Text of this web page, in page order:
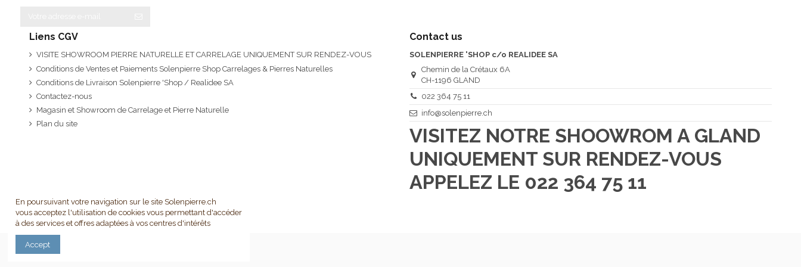
Liens CGV
VISITE SHOWROOM PIERRE NATURELLE ET CARRELAGE UNIQUEMENT SUR RENDEZ-VOUS
Conditions de Ventes et Paiements Solenpierre Shop Carrelages & Pierres Naturelles
Conditions de Livraison Solenpierre 'Shop / Realidee SA
Contactez-nous
Magasin et Showroom de Carrelage et Pierre Naturelle
Plan du site
Contact us
SOLENPIERRE 'SHOP c/o REALIDEE SA
Chemin de la Crétaux 6A
CH-1196 GLAND
022 364 75 11
info@solenpierre.ch
VISITEZ NOTRE SHOOWROM A GLAND
UNIQUEMENT SUR RENDEZ-VOUS
APPELEZ LE 022 364 75 11
Droits d'auteur: Realidee SA - 2020
En poursuivant votre navigation sur le site Solenpierre.ch
vous acceptez l'utilisation de cookies vous permettant d'accéder
à des services et offres adaptées à vos centres d'intérêts
Accept